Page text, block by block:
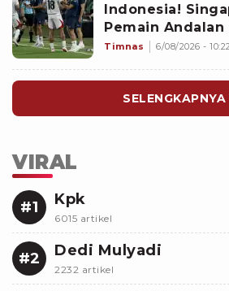
Indonesia!
Pemain
Piala AFF 2026
Timnas 6/08/2026 - 10:22
SELENGKAPNYA
VIRAL
#1 Kpk
6015 artikel
#2 Dedi Mulyadi
2232 artikel